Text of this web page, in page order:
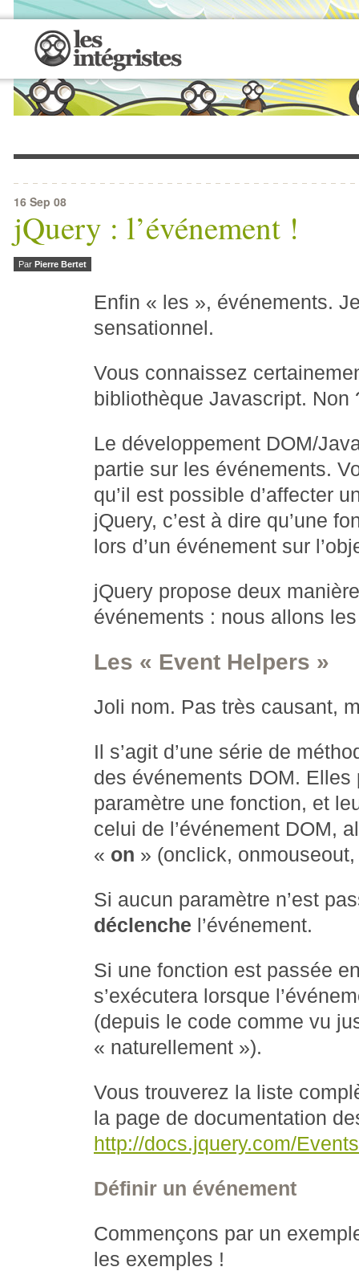
jQuery : l’événement !
16 Sep 08
Par Pierre Bertet
Enfin « les », événements.
sensationnel.
Vous connaissez
bibliothèque Javascript. Non
Le développement DOM/
partie sur les événements.
qu’il est possible d’affecter
jQuery, c’est à dire qu’une
lors d’un événement sur
jQuery propose deux
événements : nous allons
Les « Event Helpers »
Joli nom. Pas très causant,
Il s’agit d’une série de
des événements DOM.
paramètre une fonction, et
celui de l’événement DOM,
« on » (onclick,
Si aucun paramètre n’est
déclenche l’événement.
Si une fonction est passée
s’exécutera lorsque
(depuis le code comme vu
« naturellement »).
Vous trouverez la liste
la page de documentation
http://docs.jquery.com/Events
Définir un événement
Commençons par un
les exemples !